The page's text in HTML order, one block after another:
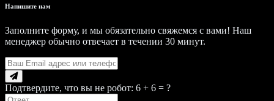
Напишите нам
Заполните форму, и мы обязательно свяжемся с вами! Наш
менеджер обычно отвечает в течении 30 минут.
Подтвердите, что вы не робот: 6 + 6 = ?